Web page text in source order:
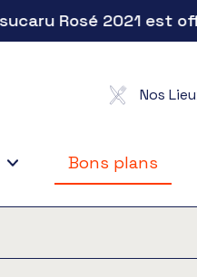
Rosé 2021 est
Nos
Bons plans
Bons plans